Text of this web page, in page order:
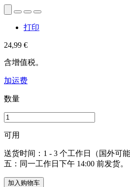
打印
24,99 €
含增值税。
加运费
数量
可用
送货时间：1 - 3 个工作日（国外可
五：同一工作日下午 14:00 前发货。
加入购物车